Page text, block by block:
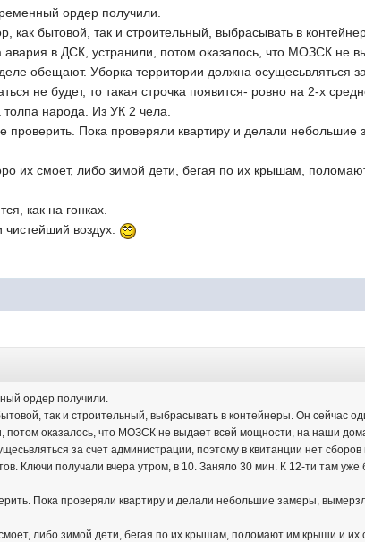
ордер получили.
как бытовой, так и строительный, выбрасывать в
в ДСК, устранили, потом оказалось, что МОЗСК не
обещают. Уборка территории должна осущесьвляться
не будет, то такая строчка появится- ровно на 2-х
народа. Из УК 2 чела.
проверить. Пока проверяли квартиру и делали небольшие
их смоет, либо зимой дети, бегая по их крышам,
как на гонках.
воздух.
ордер получили.
так и строительный, выбрасывать в контейнеры. Он сейчас
оказалось, что МОЗСК не выдает всей мощности, на наши дома
за счет администрации, поэтому в квитанции нет сборов
Ключи получали вчера утром, в 10. Заняло 30 мин. К 12-ти там
Пока проверяли квартиру и делали небольшие замеры,
либо зимой дети, бегая по их крышам, поломают им крыши и их